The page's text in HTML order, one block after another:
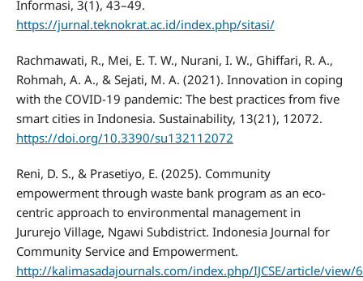
Informasi, 3(1), 43–49.
https://jurnal.teknokrat.ac.id/index.php/sitasi/
Rachmawati, R., Mei, E. T. W., Nurani, I. W., Ghiffari, R. A.,
Rohmah, A. A., & Sejati, M. A. (2021). Innovation in coping
with the COVID-19 pandemic: The best practices from five
smart cities in Indonesia. Sustainability, 13(21), 12072.
https://doi.org/10.3390/su132112072
Reni, D. S., & Prasetiyo, E. (2025). Community
empowerment through waste bank program as an eco-
centric approach to environmental management in
Jururejo Village, Ngawi Subdistrict. Indonesia Journal for
Community Service and Empowerment.
http://kalimasadajournals.com/index.php/IJCSE/article/view/